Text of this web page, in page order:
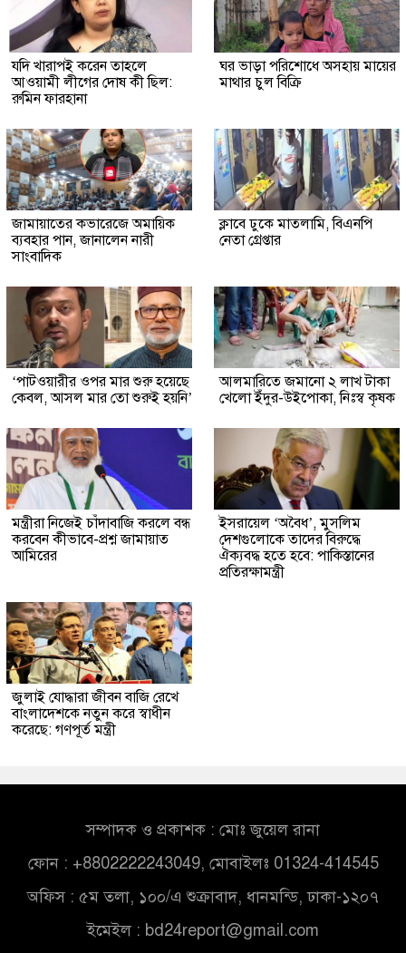
যদি খারাপই করেন তাহলে
আওয়ামী লীগের দোষ কী ছিল:
রুমিন ফারহানা
ঘর ভাড়া পরিশোধে অসহায় মায়ের
মাথার চুল বিক্রি
জামায়াতের কভারেজে অমায়িক
ব্যবহার পান, জানালেন নারী
সাংবাদিক
ক্লাবে ঢুকে মাতলামি, বিএনপি
নেতা গ্রেপ্তার
‘পাটওয়ারীর ওপর মার শুরু হয়েছে
কেবল, আসল মার তো শুরুই হয়নি’
আলমারিতে জমানো ২ লাখ টাকা
খেলো ইঁদুর-উইপোকা, নিঃস্ব কৃষক
মন্ত্রীরা নিজেই চাঁদাবাজি করলে বন্ধ
করবেন কীভাবে-প্রশ্ন জামায়াত
আমিরের
ইসরায়েল ‘অবৈধ’, মুসলিম
দেশগুলোকে তাদের বিরুদ্ধে
ঐক্যবদ্ধ হতে হবে: পাকিস্তানের
প্রতিরক্ষামন্ত্রী
জুলাই যোদ্ধারা জীবন বাজি রেখে
বাংলাদেশকে নতুন করে স্বাধীন
করেছে: গণপূর্ত মন্ত্রী
সম্পাদক ও প্রকাশক : মোঃ জুয়েল রানা
ফোন : +8802222243049, মোবাইলঃ 01324-414545
অফিস : ৫ম তলা, ১০০/এ শুক্রাবাদ, ধানমন্ডি, ঢাকা-১২০৭
ইমেইল : bd24report@gmail.com